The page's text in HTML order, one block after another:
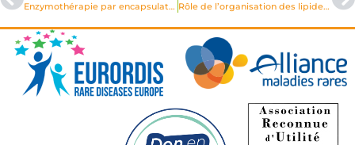
Enzymothérapie par encapsulation cellulaire dans la leucodystrophie métachromatique Rôle de l’organisation des lipides membranaires dans la maladie de Niemann-Pick type A